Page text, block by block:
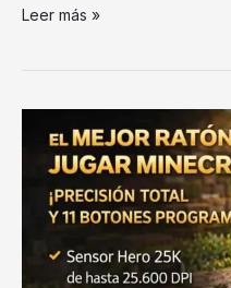
El
Gaming
para
Jugar
Minecraft
2026:
Logitech
Leer más »